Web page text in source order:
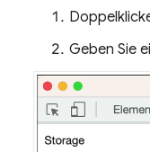
Geben Sie